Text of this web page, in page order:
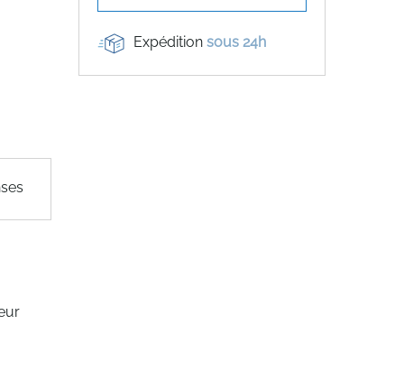
Expédition sous 24h